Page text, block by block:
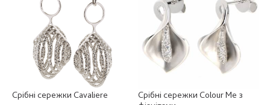
Срібні сережки Cavaliere
Срібні сережки Colour Me з